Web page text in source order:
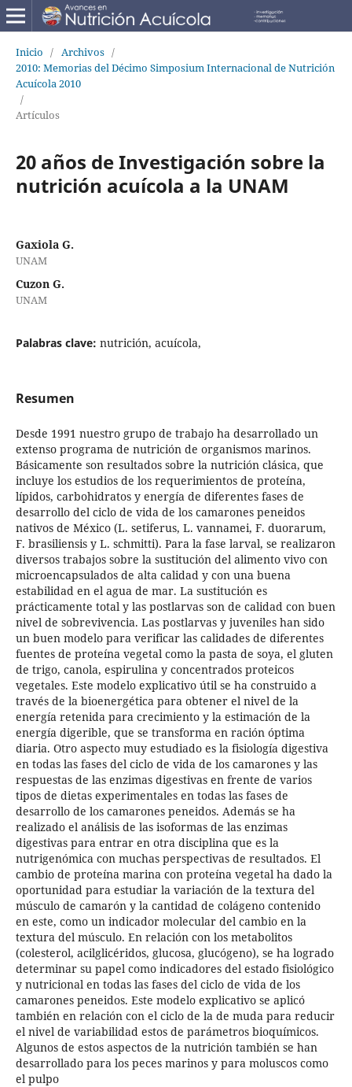
Inicio / Archivos /
2010: Memorias del Décimo Simposium Internacional de Nutrición
Acuícola 2010
/
Artículos
20 años de Investigación sobre la
nutrición acuícola a la UNAM
Gaxiola G.
UNAM
Cuzon G.
UNAM
Palabras clave: nutrición, acuícola,
Resumen
Desde 1991 nuestro grupo de trabajo ha desarrollado un
extenso programa de nutrición de organismos marinos.
Básicamente son resultados sobre la nutrición clásica, que
incluye los estudios de los requerimientos de proteína,
lípidos, carbohidratos y energía de diferentes fases de
desarrollo del ciclo de vida de los camarones peneidos
nativos de México (L. setiferus, L. vannamei, F. duorarum,
F. brasiliensis y L. schmitti). Para la fase larval, se realizaron
diversos trabajos sobre la sustitución del alimento vivo con
microencapsulados de alta calidad y con una buena
estabilidad en el agua de mar. La sustitución es
prácticamente total y las postlarvas son de calidad con buen
nivel de sobrevivencia. Las postlarvas y juveniles han sido
un buen modelo para verificar las calidades de diferentes
fuentes de proteína vegetal como la pasta de soya, el gluten
de trigo, canola, espirulina y concentrados proteicos
vegetales. Este modelo explicativo útil se ha construido a
través de la bioenergética para obtener el nivel de la
energía retenida para crecimiento y la estimación de la
energía digerible, que se transforma en ración óptima
diaria. Otro aspecto muy estudiado es la fisiología digestiva
en todas las fases del ciclo de vida de los camarones y las
respuestas de las enzimas digestivas en frente de varios
tipos de dietas experimentales en todas las fases de
desarrollo de los camarones peneidos. Además se ha
realizado el análisis de las isoformas de las enzimas
digestivas para entrar en otra disciplina que es la
nutrigenómica con muchas perspectivas de resultados. El
cambio de proteína marina con proteína vegetal ha dado la
oportunidad para estudiar la variación de la textura del
músculo de camarón y la cantidad de colágeno contenido
en este, como un indicador molecular del cambio en la
textura del músculo. En relación con los metabolitos
(colesterol, acilglicéridos, glucosa, glucógeno), se ha logrado
determinar su papel como indicadores del estado fisiológico
y nutricional en todas las fases del ciclo de vida de los
camarones peneidos. Este modelo explicativo se aplicó
también en relación con el ciclo de la de muda para reducir
el nivel de variabilidad estos de parámetros bioquímicos.
Algunos de estos aspectos de la nutrición también se han
desarrollado para los peces marinos y para moluscos como
el pulpo